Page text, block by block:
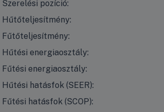
Szerelési pozíció:
Hűtőteljesítmény:
Fűtőteljesítmény:
Hűtési energiaosztály:
Fűtési energiaosztály:
Hűtési hatásfok (SEER):
Fűtési hatásfok (SCOP):